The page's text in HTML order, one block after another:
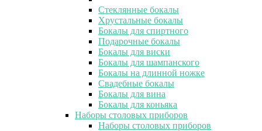
Стеклянные бокалы
Хрустальные бокалы
Бокалы для спиртного
Подарочные бокалы
Бокалы для виски
Бокалы для шампанского
Бокалы на длинной ножке
Свадебные бокалы
Бокалы для вина
Бокалы для коньяка
Наборы столовых приборов
Наборы столовых приборов